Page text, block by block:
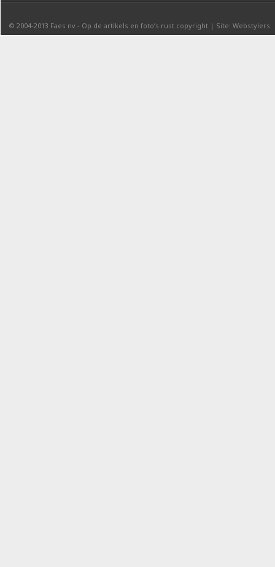
© 2004-2013 Faes nv - Op de artikels en foto’s rust copyright | Site: Webstylers